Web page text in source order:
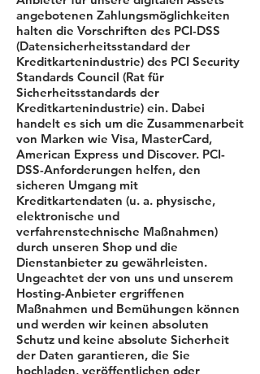
angebotenen Zahlungsmöglichkeiten
halten die Vorschriften des PCI-DSS
(Datensicherheitsstandard der
Kreditkartenindustrie) des PCI Security
Standards Council (Rat für
Sicherheitsstandards der
Kreditkartenindustrie) ein. Dabei
handelt es sich um die Zusammenarbeit
von Marken wie Visa, MasterCard,
American Express und Discover. PCI-
DSS-Anforderungen helfen, den
sicheren Umgang mit
Kreditkartendaten (u. a. physische,
elektronische und
verfahrenstechnische Maßnahmen)
durch unseren Shop und die
Dienstanbieter zu gewährleisten.
Ungeachtet der von uns und unserem
Hosting-Anbieter ergriffenen
Maßnahmen und Bemühungen können
und werden wir keinen absoluten
Schutz und keine absolute Sicherheit
der Daten garantieren, die Sie
hochladen, veröffentlichen oder